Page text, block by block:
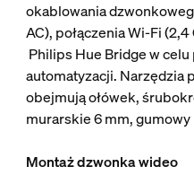
okablowania
AC), połączenia Wi-Fi
Philips Hue Bridge w
automatyzacji. Narzędzia
obejmują ołówek,
murarskie 6 mm, gumowy
Montaż dzwonka wideo